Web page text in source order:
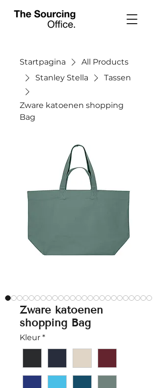
Startpagina
All Products
Stanley Stella
Tassen
Zware katoenen shopping
Bag
Zware katoenen
shopping Bag
Kleur *